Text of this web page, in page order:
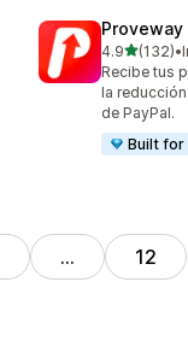
Proveway
4.9de 5(132)
132 reseñas
•
Recibe tus
la
de PayPal.
Built for
… 12